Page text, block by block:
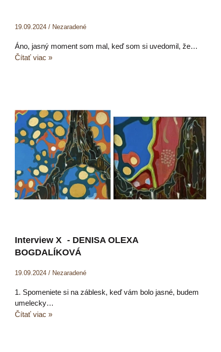
19.09.2024 / Nezaradené
Áno, jasný moment som mal, keď som si uvedomil, že…
Čítať viac »
Interview X - DENISA OLEXA
BOGDALÍKOVÁ
19.09.2024 / Nezaradené
1. Spomeniete si na záblesk, keď vám bolo jasné, budem
umelecky…
Čítať viac »